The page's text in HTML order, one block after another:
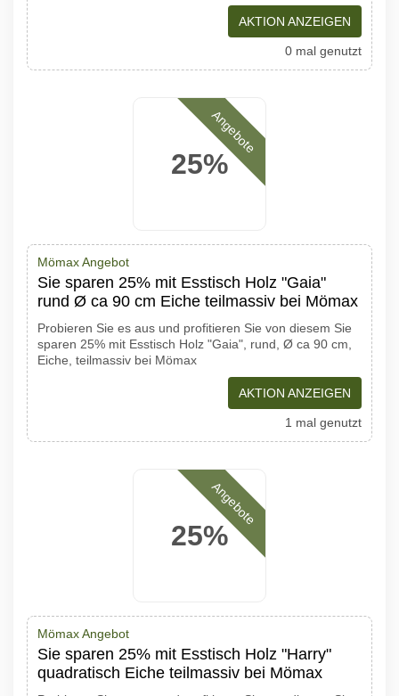
AKTION ANZEIGEN
0 mal genutzt
25%
Angebote
Mömax Angebot
Sie sparen 25% mit Esstisch Holz "Gaia"
rund Ø ca 90 cm Eiche teilmassiv bei Mömax
Probieren Sie es aus und profitieren Sie von diesem Sie
sparen 25% mit Esstisch Holz "Gaia", rund, Ø ca 90 cm,
Eiche, teilmassiv bei Mömax
AKTION ANZEIGEN
1 mal genutzt
25%
Angebote
Mömax Angebot
Sie sparen 25% mit Esstisch Holz "Harry"
quadratisch Eiche teilmassiv bei Mömax